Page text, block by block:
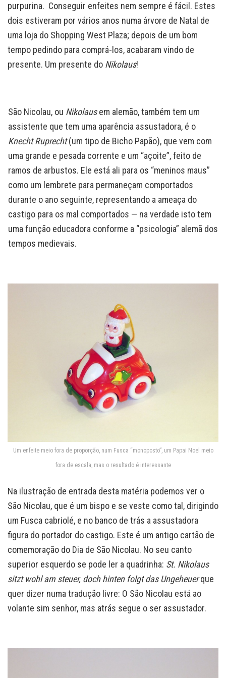
purpurina. Conseguir enfeites nem sempre é fácil. Estes
dois estiveram por vários anos numa árvore de Natal de
uma loja do Shopping West Plaza; depois de um bom
tempo pedindo para comprá-los, acabaram vindo de
presente. Um presente do Nikolaus!
São Nicolau, ou Nikolausem alemão, também tem um
assistente que tem uma aparência assustadora, é o
Knecht Ruprecht(um tipo de Bicho Papão), que vem com
uma grande e pesada corrente e um “açoite”, feito de
ramos de arbustos. Ele está ali para os “meninos maus”
como um lembrete para permaneçam comportados
durante o ano seguinte, representando a ameaça do
castigo para os mal comportados — na verdade isto tem
uma função educadora conforme a “psicologia” alemã dos
tempos medievais.
Um enfeite meio fora de proporção, num Fusca “monoposto”, um Papai Noel meio
fora de escala, mas o resultado é interessante
Na ilustração de entrada desta matéria podemos ver o
São Nicolau, que é um bispo e se veste como tal, dirigindo
um Fusca cabriolé, e no banco de trás a assustadora
figura do portador do castigo. Este é um antigo cartão de
comemoração do Dia de São Nicolau. No seu canto
superior esquerdo se pode ler a quadrinha: St. Nikolaus
sitzt wohl am steuer, doch hinten folgt das Ungeheuerque
quer dizer numa tradução livre: O São Nicolau está ao
volante sim senhor, mas atrás segue o ser assustador.